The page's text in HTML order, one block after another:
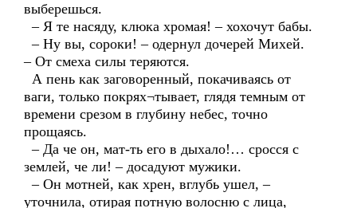
выберешься.
– Я те насяду, клюка хромая! – хохочут бабы.
– Ну вы, сороки! – одернул дочерей Михей.
– От смеха силы теряются.
А пень как заговоренный, покачиваясь от
ваги, только покрях¬тывает, глядя темным от
времени срезом в глубину небес, точно
прощаясь.
– Да че он, мат-ть его в дыхало!… сросся с
землей, че ли! – досадуют мужики.
– Он мотней, как хрен, вглубь ушел, –
уточнила, отирая потную волосню с лица,